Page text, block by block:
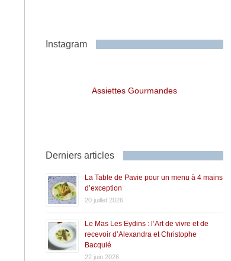
Instagram
Assiettes Gourmandes
Derniers articles
La Table de Pavie pour un menu à 4 mains
d’exception
20 juillet 2026
Le Mas Les Eydins : l’Art de vivre et de
recevoir d’Alexandra et Christophe
Bacquié
22 juin 2026